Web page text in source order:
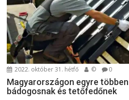
2022. október 31. hétfő © 0
Magyarországon egyre
bádogosnak és tetőfedőnek